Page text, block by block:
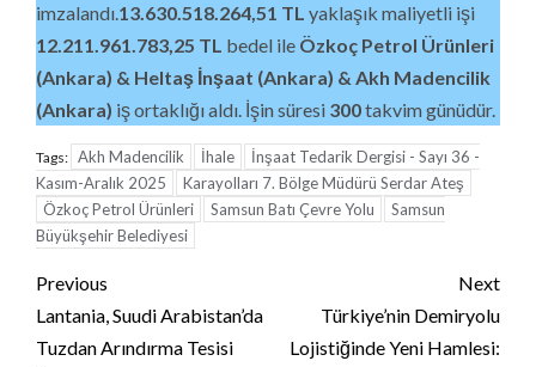
imzalandı.13.630.518.264,51 TL yaklaşık maliyetli işi
12.211.961.783,25 TL bedel ile Özkoç Petrol Ürünleri
(Ankara) & Heltaş İnşaat (Ankara) & Akh Madencilik
(Ankara) iş ortaklığı aldı. İşin süresi 300takvim günüdür.
Tags: Akh Madencilik İhale
İnşaat Tedarik Dergisi - Sayı 36 -
Kasım-Aralık 2025
Karayolları 7. Bölge Müdürü Serdar Ateş
Özkoç Petrol Ürünleri
Samsun Batı Çevre Yolu
Samsun
Büyükşehir Belediyesi
Continue
Reading
Previous
Lantania, Suudi Arabistan’da
Tuzdan Arındırma Tesisi
Next
Türkiye’nin Demiryolu
Lojistiğinde Yeni Hamlesi: